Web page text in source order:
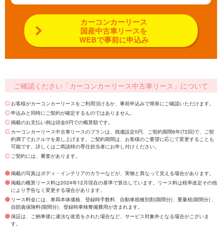
カーコンカーリース
国産中古車リースを
WEBで事前に申込み
ご確認ください「カーコンカーリース中古車リース」について
お客様がカーコンカーリースをご利用頂けるか、事前申込みで簡単にご確認いただけます。
申込みと同時にご契約が確定するものではありません。
掲載のお支払い例は頭金0円での概算額です。
カーコンカーリース中古車リースのプランは、残価設定0円、ご契約期間6年(72回)で、ご契
約満了でおクルマを差し上げます。ご契約期間は、お客様のご要望に応じて変更することも
可能です。詳しくはご商談時の専任担当者にお申し付けください。
ご契約には、審査があります。
掲載の写真はボディ・インテリアのカラーなどが、実物と異なって見える場合があります。
掲載の概算リース料は2024年12月現在の基準で算出しています。リース料は税率改定その他
により予告なく変更する場合があります。
リース料金には、車両本体価格、登録時手数料、自動車税種別割(期間分)、重量税(期間分) 、
自賠責保険料(期間分)、登録時車検整備費用が含まれます。
保証は、ご納車後に違法な改造をされた場合など、サービス対象外となる場合がございま
す。